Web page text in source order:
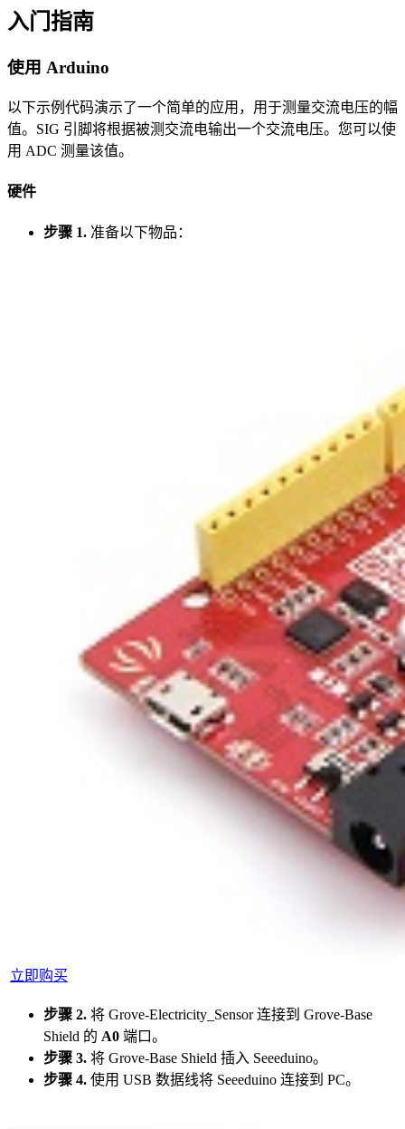
入门指南
使用 Arduino
以下示例代码演示了一个简单的应用，用于测量交流电压的幅
值。SIG 引脚将根据被测交流电输出一个交流电压。您可以使
用 ADC 测量该值。
硬件
步骤 1. 准备以下物品：
立即购买
步骤 2. 将 Grove-Electricity_Sensor 连接到 Grove-Base
Shield 的 A0 端口。
步骤 3. 将 Grove-Base Shield 插入 Seeeduino。
步骤 4. 使用 USB 数据线将 Seeeduino 连接到 PC。